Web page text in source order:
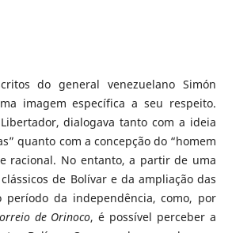
do general venezuelano Simón
imagem específica a seu respeito.
dialogava tanto com a ideia
quanto com a concepção do “homem
racional. No entanto, a partir de uma
de Bolívar e da ampliação das
período da independência, como, por
de Orinoco, é possível perceber a